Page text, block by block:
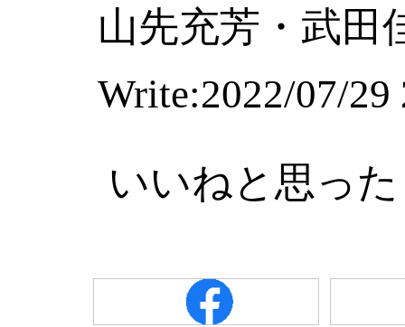
山先充芳・武田
Write:2022/07/29
いいねと思っ